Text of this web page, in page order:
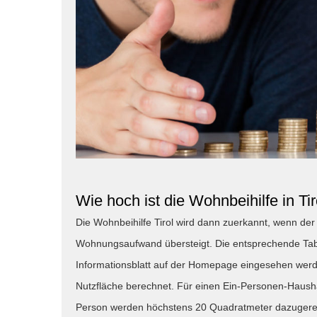
Wie hoch ist die Wohnbeihilfe in
Die Wohnbeihilfe Tirol wird dann zuerkannt, wenn
Wohnungsaufwand übersteigt. Die entsprechende
Informationsblatt auf der Homepage eingesehen
Nutzfläche berechnet. Für einen Ein-Personen-
Person werden höchstens 20 Quadratmeter